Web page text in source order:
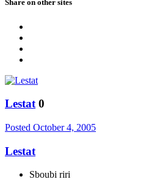
Share on other sites
Lestat 0
Posted October 4, 2005
Lestat
Sboubi riri